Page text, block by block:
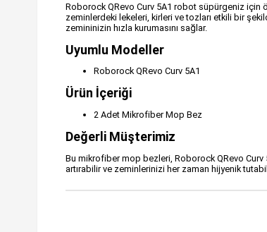
Roborock QRevo Curv 5A1 robot süpürgeniz için
zeminlerdeki lekeleri, kirleri ve tozları etkili bir
zemininizin hızla kurumasını sağlar.
Uyumlu Modeller
Roborock QRevo Curv 5A1
Ürün İçeriği
2 Adet Mikrofiber Mop Bez
Değerli Müşterimiz
Bu mikrofiber mop bezleri, Roborock QRevo
artırabilir ve zeminlerinizi her zaman hijyenik